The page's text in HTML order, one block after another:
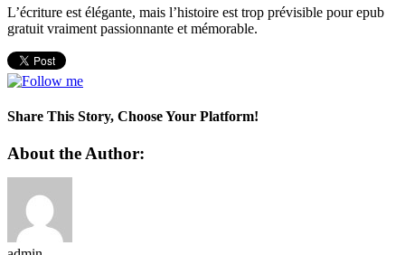
L’écriture est élégante, mais l’histoire est trop prévisible pour epub
gratuit vraiment passionnante et mémorable.
Share This Story, Choose Your Platform!
Facebook
Twitter
LinkedIn
WhatsApp
Vk
Xing
About the Author: